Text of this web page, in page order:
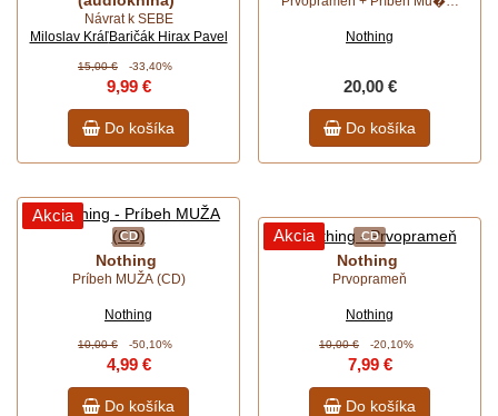
Návrat k SEBE
Miloslav KráľBaričák Hirax Pavel
15,00 € -33,40%
9,99 €
Do košíka
Nothing
20,00 €
Do košíka
Akcia
CD
Nothing
Príbeh MUŽA (CD)
Nothing
10,00 € -50,10%
4,99 €
Do košíka
Akcia CD
Nothing
Prvoprameň
Nothing
10,00 € -20,10%
7,99 €
Do košíka